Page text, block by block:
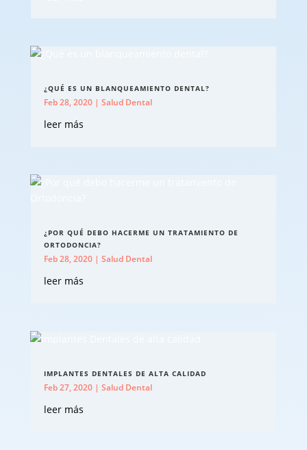
¿QUÉ ES UN BLANQUEAMIENTO DENTAL?
Feb 28, 2020| Salud Dental
leer más
¿POR QUÉ DEBO HACERME UN TRATAMIENTO DE
ORTODONCIA?
Feb 28, 2020| Salud Dental
leer más
IMPLANTES DENTALES DE ALTA CALIDAD
Feb 27, 2020| Salud Dental
leer más